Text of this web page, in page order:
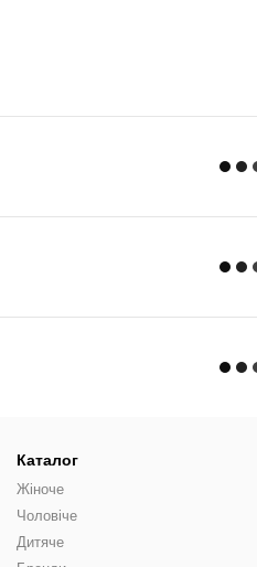
Каталог
Жіноче
Чоловіче
Дитяче